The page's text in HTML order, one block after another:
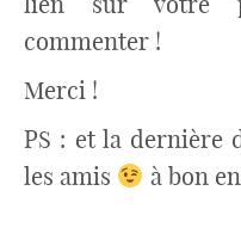
commenter !
Merci !
PS : et la dernière
les amis
à bon